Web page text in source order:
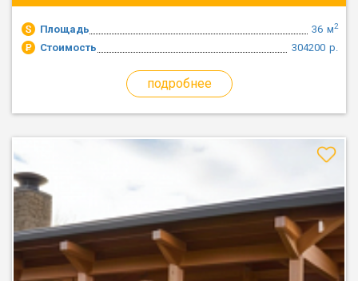
Площадь м2
36
Стоимость
р.
304200
подробнее